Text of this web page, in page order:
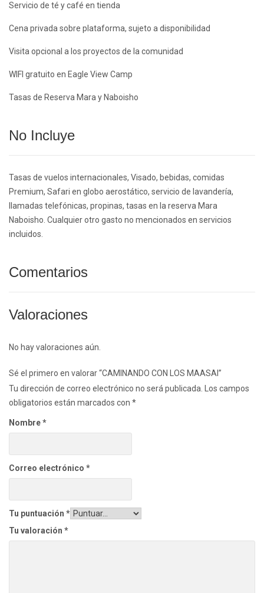
Servicio de té y café en tienda
Cena privada sobre plataforma, sujeto a disponibilidad
Visita opcional a los proyectos de la comunidad
WIFI gratuito en Eagle View Camp
Tasas de Reserva Mara y Naboisho
No Incluye
Tasas de vuelos internacionales, Visado, bebidas, comidas
Premium, Safari en globo aerostático, servicio de lavandería,
llamadas telefónicas, propinas, tasas en la reserva Mara
Naboisho. Cualquier otro gasto no mencionados en servicios
incluidos.
Comentarios
Valoraciones
No hay valoraciones aún.
Sé el primero en valorar “CAMINANDO CON LOS MAASAI”
Tu dirección de correo electrónico no será publicada. Los campos
obligatorios están marcados con *
Nombre*
Correo electrónico *
Tu puntuación *
Tu valoración *